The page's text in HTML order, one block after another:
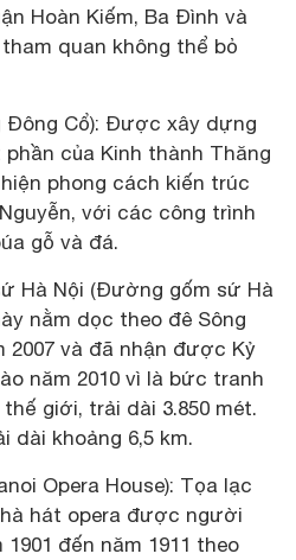
Hoàn Kiếm, Ba Đình và
quan không thể bỏ
Đông Cổ): Được xây dựng
của Kinh thành Thăng
phong cách kiến ​​trúc
với các công trình
gỗ và đá.
Hà Nội (Đường gốm sứ Hà
nằm dọc theo đê Sông
2007 và đã nhận được Kỷ
năm 2010 vì là bức tranh
giới, trải dài 3.850 mét.
dài khoảng 6,5 km.
Opera House): Tọa lạc
hát opera được người
đến năm 1911 theo